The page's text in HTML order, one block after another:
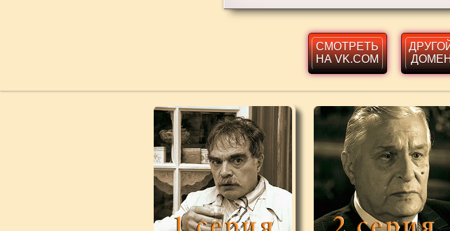
СМОТРЕТЬ
НА VK.COM